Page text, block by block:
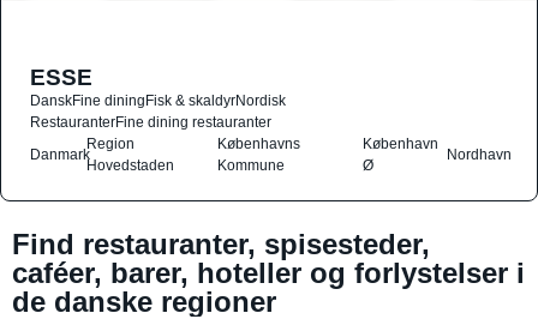
ESSE
DanskFine diningFisk & skaldyrNordisk
RestauranterFine dining restauranter
Danmark
Region
Hovedstaden
Københavns
Kommune
København
Ø
Nordhavn
Find restauranter, spisesteder,
caféer, barer, hoteller og forlystelser i
de danske regioner